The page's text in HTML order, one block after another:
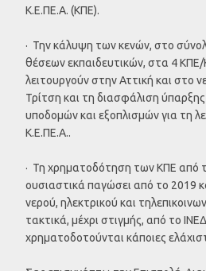
Κ.Ε.ΠΕ.Α. (ΚΠΕ).
· Την κάλυψη των κενών, στο
θέσεων εκπαιδευτικών, στα 4
λειτουργούν στην Αττική και στο
Τρίτση και τη διασφάλιση
υποδομών και εξοπλισμών για τη
Κ.Ε.ΠΕ.Α..
· Τη χρηματοδότηση των ΚΠΕ από
ουσιαστικά παγώσει από το 2019
νερού, ηλεκτρικού και
τακτικά, μέχρι στιγμής, από το
χρηματοδοτούνται κάποιες